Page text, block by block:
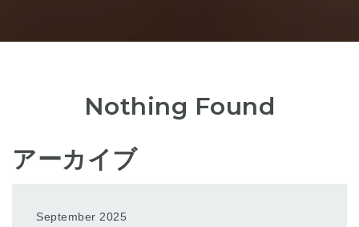
Nothing Found
アーカイブ
September 2025